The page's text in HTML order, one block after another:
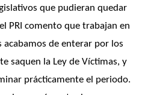
que pudieran quedar
PRI comento que trabajan en
acabamos de enterar por los
saquen la Ley de Víctimas, y
prácticamente el periodo.